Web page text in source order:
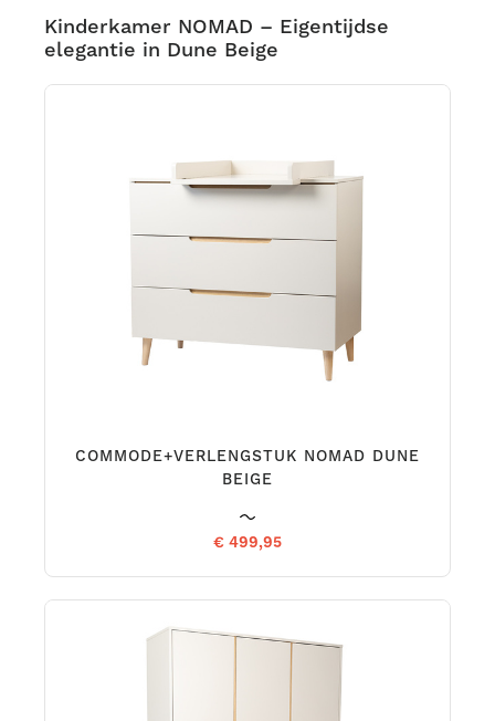
Kinderkamer NOMAD – Eigentijdse
elegantie in Dune Beige
COMMODE+VERLENGSTUK NOMAD DUNE
BEIGE
€ 499,95